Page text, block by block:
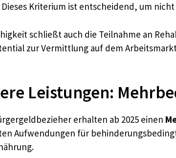
Kriterium ist entscheidend, um
schließt auch die Teilnahme an
zur Vermittlung auf dem
Leistungen:
erhalten ab 2025 einen
Aufwendungen für